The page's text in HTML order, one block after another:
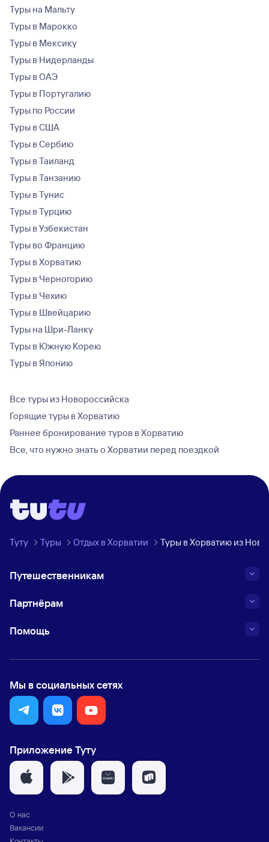
Туры на Мальту
Туры в Марокко
Туры в Мексику
Туры в Нидерланды
Туры в ОАЭ
Туры в Португалию
Туры по России
Туры в США
Туры в Сербию
Туры в Таиланд
Туры в Танзанию
Туры в Тунис
Туры в Турцию
Туры в Узбекистан
Туры во Францию
Туры в Хорватию
Туры в Черногорию
Туры в Чехию
Туры в Швейцарию
Туры на Шри-Ланку
Туры в Южную Корею
Туры в Японию
Все туры из Новороссийска
Горящие туры в Хорватию
Раннее бронирование туров в Хорватию
Все, что нужно знать о Хорватии перед поездкой
Туту Туры Отдых в Хорватии Туры в Хорватию из
Путешественникам
Партнёрам
Помощь
Мы в социальных сетях
Приложение Туту
О нас
Вакансии